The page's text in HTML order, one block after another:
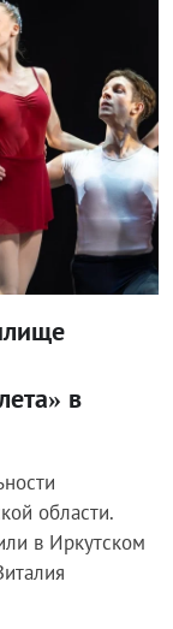
в
области.
в Иркутском